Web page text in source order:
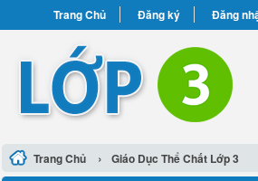
Trang Chủ Đăng ký Đăng
Trang Chủ › Giáo Dục Thể Chất Lớp 3